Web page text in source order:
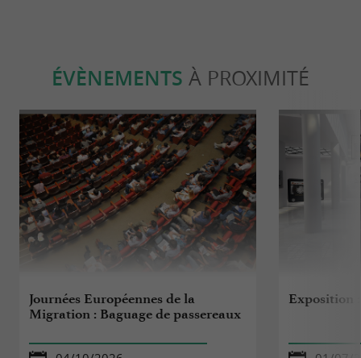
ÉVÈNEMENTS À PROXIMITÉ
Journées Européennes de la
Migration : Baguage de passereaux
Exposition